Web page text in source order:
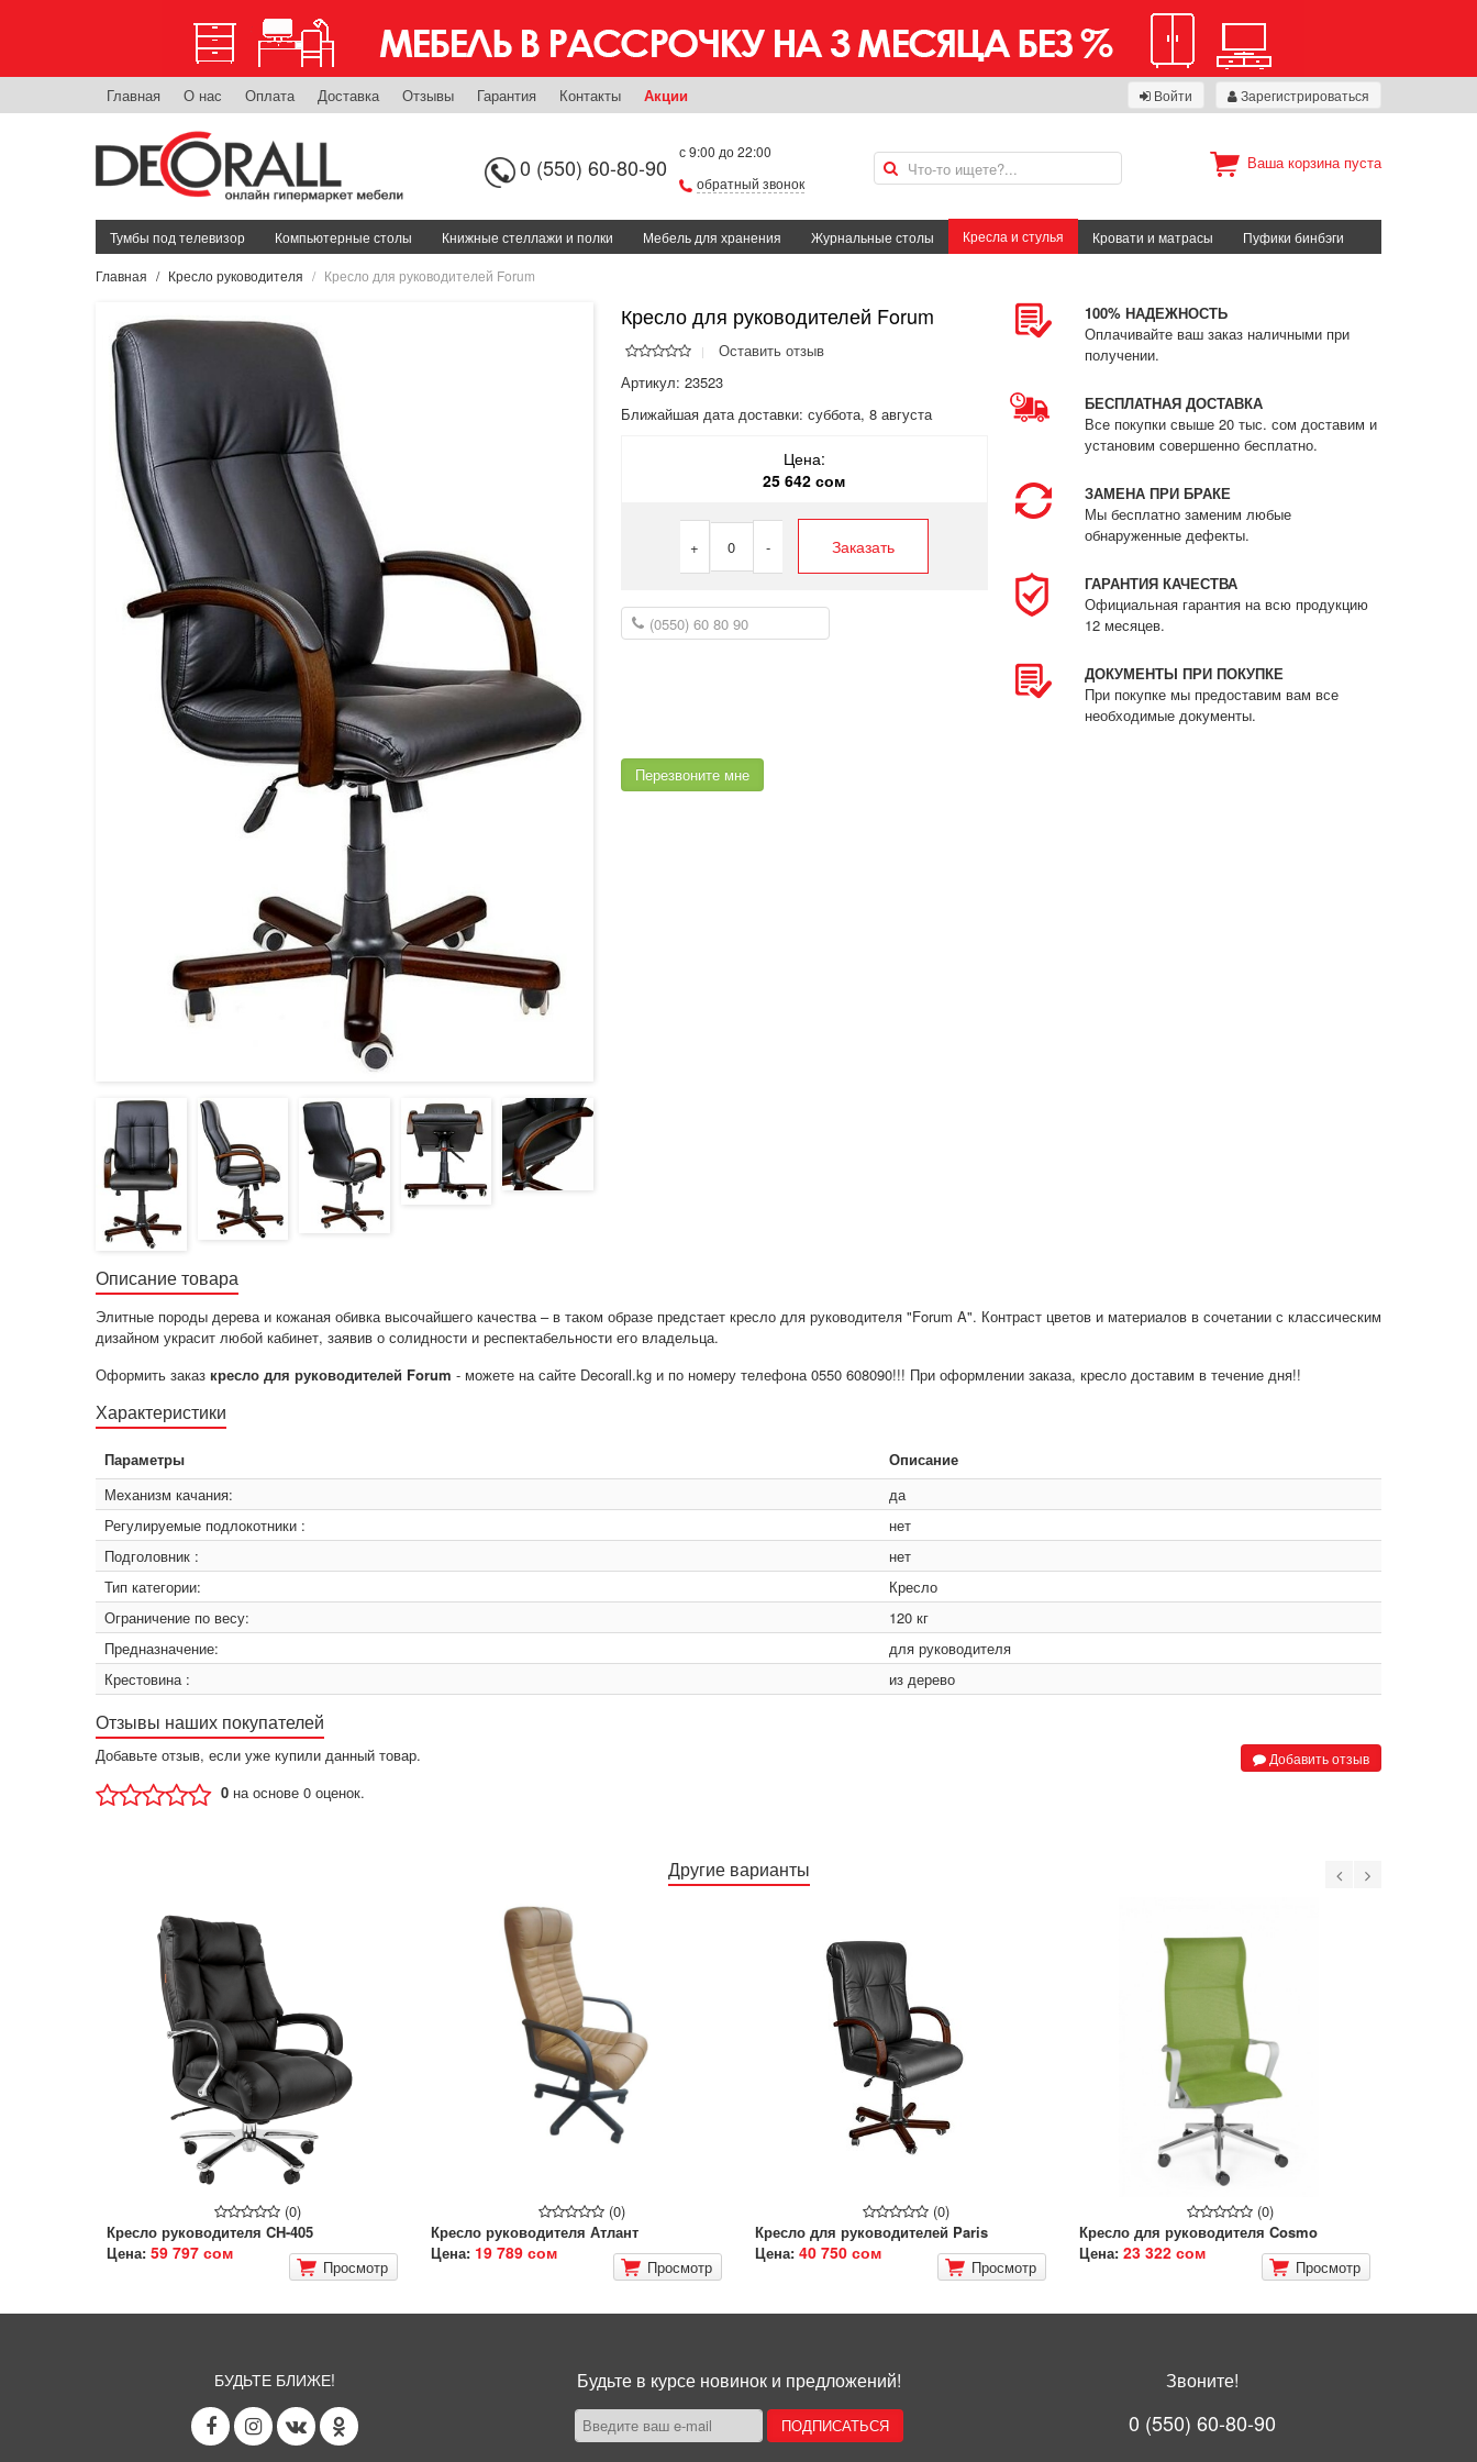
Главная О нас Оплата Доставка Отзывы Гарантия Контакты Акции Войти Зарегистрироваться
0 (550) 60-80-90
с 9:00 до 22:00
обратный звонок
Ваша корзина пуста
Тумбы под телевизор Компьютерные столы Книжные стеллажи и полки Мебель для хранения Журнальные столы Кресла и стулья Кровати и матрасы Пуфики бинбэги
Главная Кресло руководителя Кресло для руководителей Forum
Кресло для руководителей Forum
Оставить отзыв
Артикул: 23523
Ближайшая дата доставки: суббота, 8 августа
Цена:
25 642 сом
+ 0 - Заказать
Перезвоните мне
100% НАДЕЖНОСТЬ
Оплачивайте ваш заказ наличными при
получении.
БЕСПЛАТНАЯ ДОСТАВКА
Все покупки свыше 20 тыс. сом доставим и
установим совершенно бесплатно.
ЗАМЕНА ПРИ БРАКЕ
Мы бесплатно заменим любые
обнаруженные дефекты.
ГАРАНТИЯ КАЧЕСТВА
Официальная гарантия на всю продукцию
12 месяцев.
ДОКУМЕНТЫ ПРИ ПОКУПКЕ
При покупке мы предоставим вам все
необходимые документы.
Описание товара
Элитные породы дерева и кожаная обивка высочайшего качества – в таком образе предстает кресло для руководителя "Forum A". Контраст цветов и материалов в сочетании с классическим
дизайном украсит любой кабинет, заявив о солидности и респектабельности его владельца.
Оформить заказ кресло для руководителей Forum - можете на сайте Decorall.kg и по номеру телефона 0550 608090!!! При оформлении заказа, кресло доставим в течение дня!!
Характеристики
Параметры
Описание
Механизм качания:
да
Регулируемые подлокотники :
нет
Подголовник :
нет
Тип категории:
Кресло
Ограничение по весу:
120 кг
Предназначение:
для руководителя
Крестовина :
из дерево
Отзывы наших покупателей
Добавьте отзыв, если уже купили данный товар. Добавить отзыв
0 на основе 0 оценок.
Другие варианты
(0)
Кресло руководителя CH-405
Цена: 59 797 сом
Просмотр
(0)
Кресло руководителя Атлант
Цена: 19 789 сом
Просмотр
(0)
Кресло для руководителей Paris
Цена: 40 750 сом
Просмотр
(0)
Кресло для руководителя Cosmo
Цена: 23 322 сом
Просмотр
БУДЬТЕ БЛИЖЕ! Будьте в курсе новинок и предложений! Звоните!
0 (550) 60-80-90